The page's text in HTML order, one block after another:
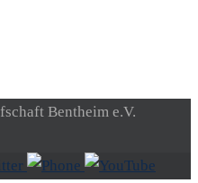
Bentheim e.V.